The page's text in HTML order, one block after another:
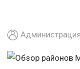
Администрация